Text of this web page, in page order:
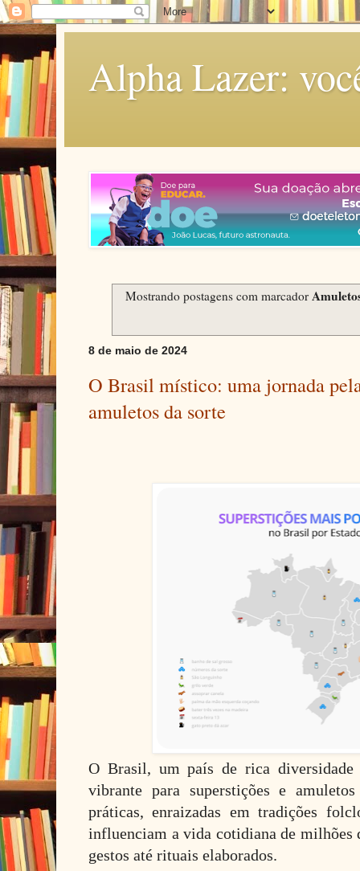
Alpha Lazer:
Mostrando postagens com marcador
8 de maio de 2024
O Brasil místico: uma jornada
amuletos da sorte
O Brasil, um país de rica
vibrante para superstições e
práticas, enraizadas em tradições
influenciam a vida cotidiana de milhões
gestos até rituais elaborados.